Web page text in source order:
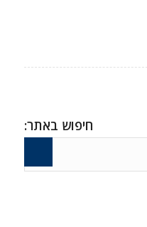
חיפוש באתר: